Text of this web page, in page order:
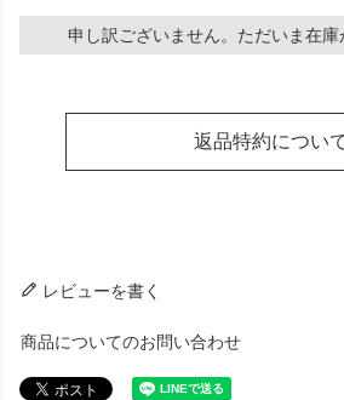
申し訳ございません。ただいま在庫
返品特約につい
レビューを書く
商品についてのお問い合わせ